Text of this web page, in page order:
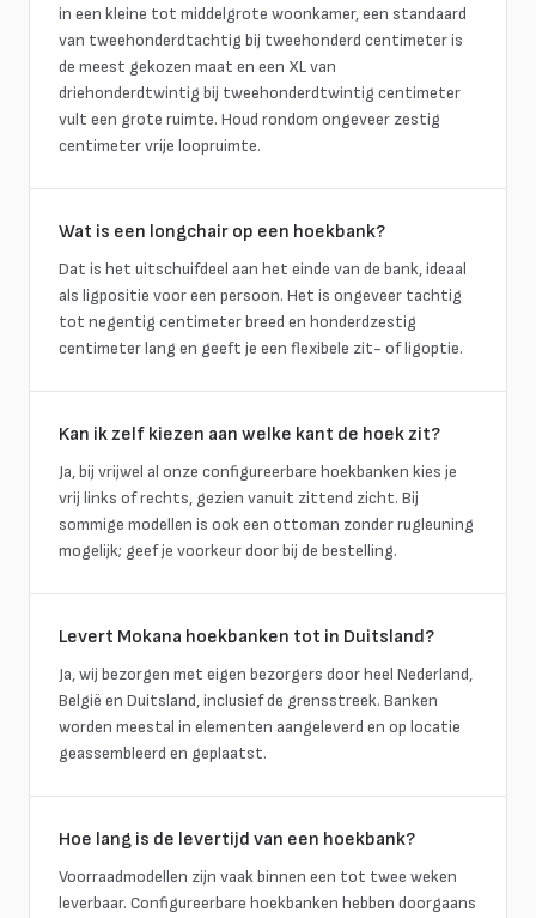
in een kleine tot middelgrote woonkamer, een standaard
van tweehonderdtachtig bij tweehonderd centimeter is
de meest gekozen maat en een XL van
driehonderdtwintig bij tweehonderdtwintig centimeter
vult een grote ruimte. Houd rondom ongeveer zestig
centimeter vrije loopruimte.
Wat is een longchair op een hoekbank?
Dat is het uitschuifdeel aan het einde van de bank, ideaal
als ligpositie voor een persoon. Het is ongeveer tachtig
tot negentig centimeter breed en honderdzestig
centimeter lang en geeft je een flexibele zit- of ligoptie.
Kan ik zelf kiezen aan welke kant de hoek zit?
Ja, bij vrijwel al onze configureerbare hoekbanken kies je
vrij links of rechts, gezien vanuit zittend zicht. Bij
sommige modellen is ook een ottoman zonder rugleuning
mogelijk; geef je voorkeur door bij de bestelling.
Levert Mokana hoekbanken tot in Duitsland?
Ja, wij bezorgen met eigen bezorgers door heel Nederland,
België en Duitsland, inclusief de grensstreek. Banken
worden meestal in elementen aangeleverd en op locatie
geassembleerd en geplaatst.
Hoe lang is de levertijd van een hoekbank?
Voorraadmodellen zijn vaak binnen een tot twee weken
leverbaar. Configureerbare hoekbanken hebben doorgaans